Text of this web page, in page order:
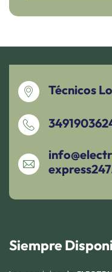
Técnicos
Siempre